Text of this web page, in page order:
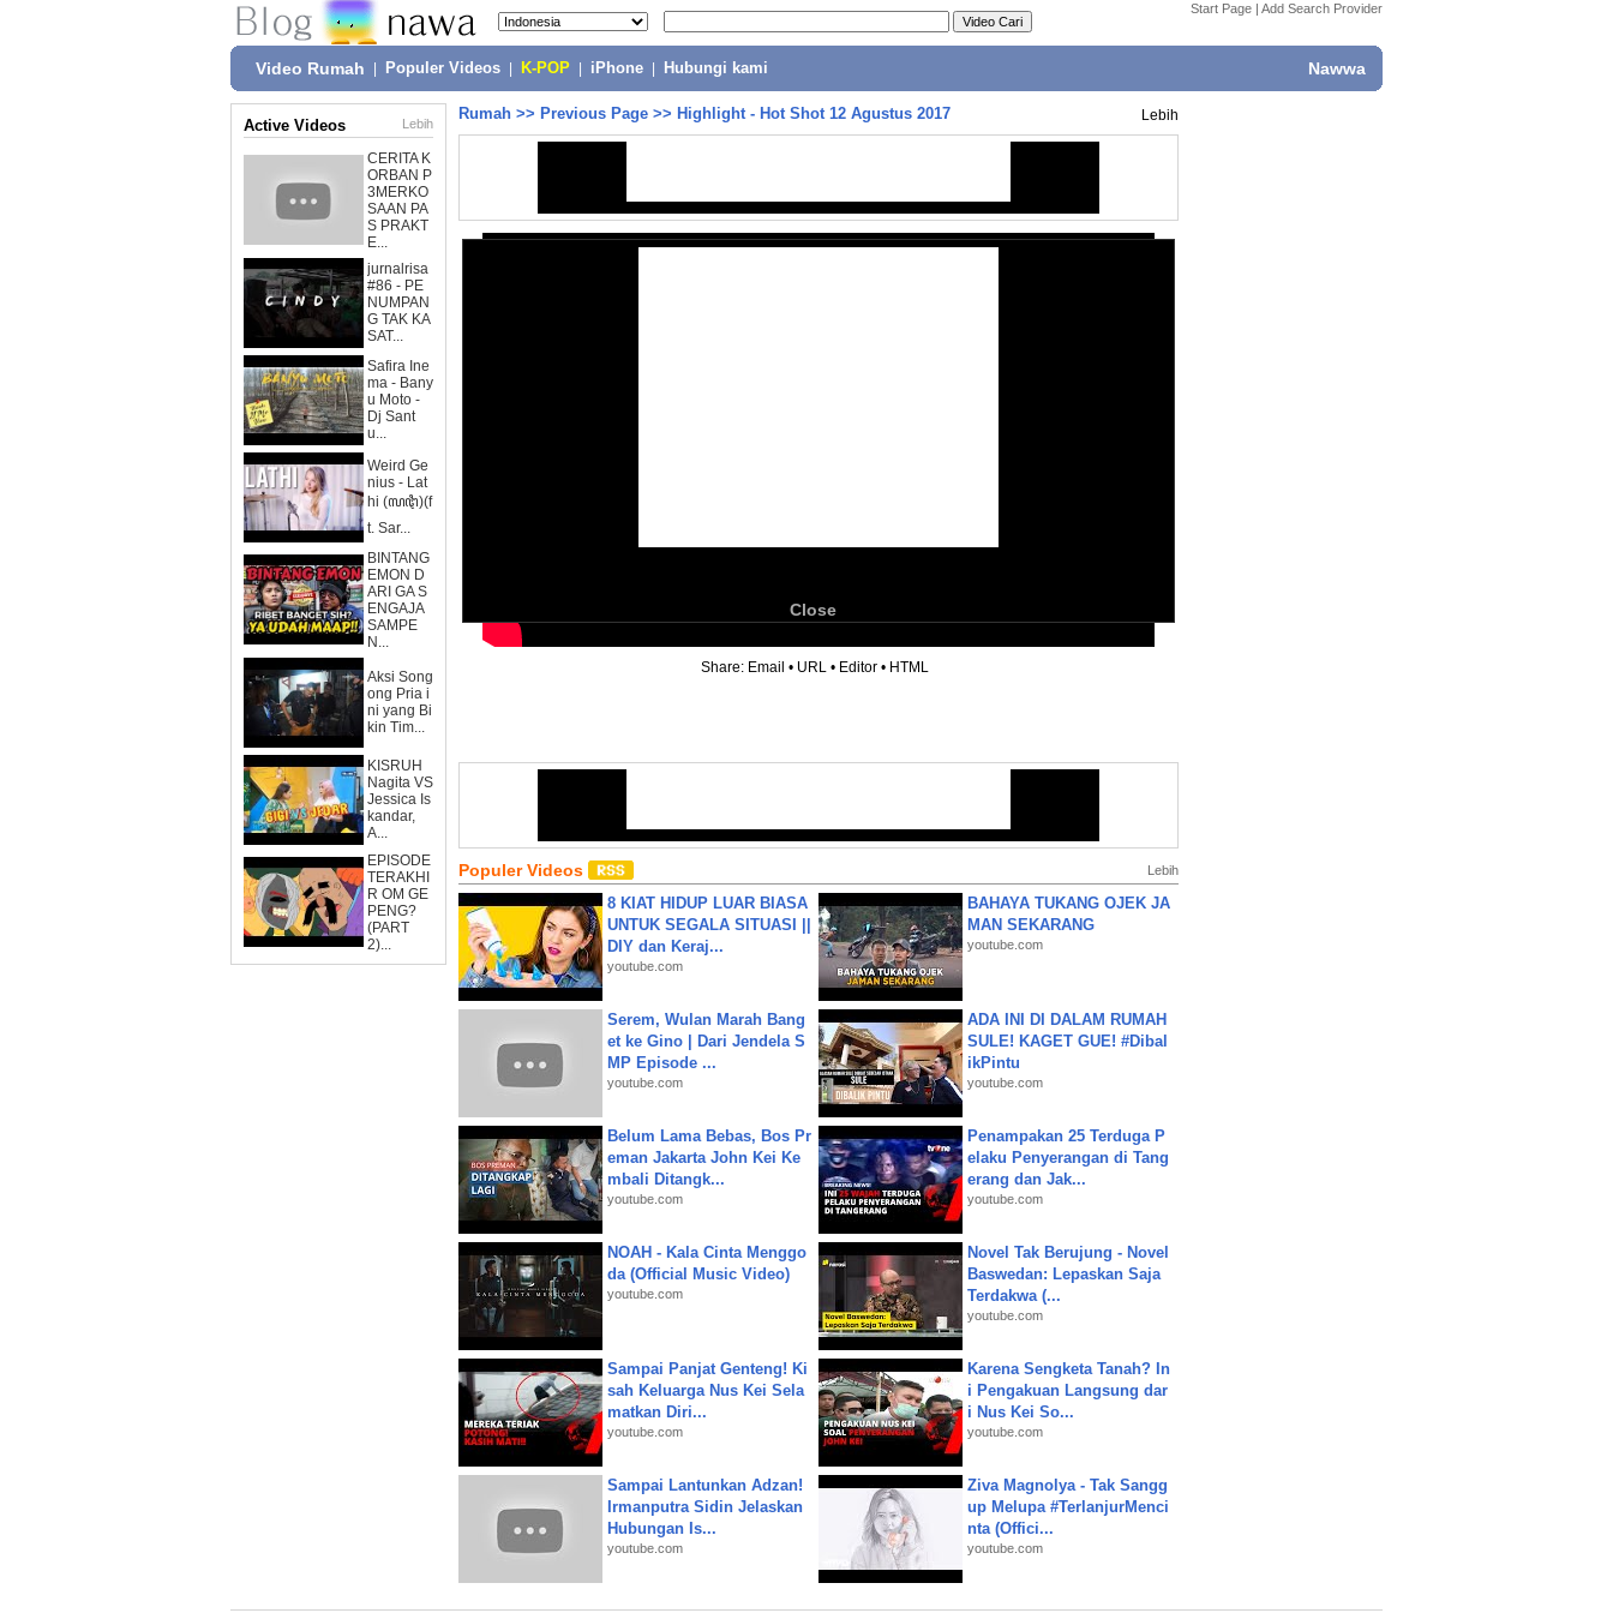
Start Page | Add Search Provider
Video Rumah Populer Videos K-POP iPhone Hubungi kami Nawwa
Active Videos Lebih
CERITA K
ORBAN P
3MERKO
SAAN PA
S PRAKT
E...
jurnalrisa
#86 - PE
NUMPAN
G TAK KA
SAT...
Safira Ine
ma - Bany
u Moto -
Dj Sant
u...
Weird Ge
nius - Lat
hi (ꦭꦛꦶ)(f
t. Sar...
BINTANG
EMON D
ARI GA S
ENGAJA
SAMPE
N...
Aksi Song
ong Pria i
ni yang Bi
kin Tim...
KISRUH
Nagita VS
Jessica Is
kandar,
A...
EPISODE
TERAKHI
R OM GE
PENG?
(PART
2)...
Rumah >> Previous Page >> Highlight - Hot Shot 12 Agustus 2017 Lebih
Close
Share: Email • URL • Editor • HTML
Populer Videos Lebih
8 KIAT HIDUP LUAR BIASA
UNTUK SEGALA SITUASI ||
DIY dan Keraj...
youtube.com
BAHAYA TUKANG OJEK JA
MAN SEKARANG
youtube.com
Serem, Wulan Marah Bang
et ke Gino | Dari Jendela S
MP Episode ...
youtube.com
ADA INI DI DALAM RUMAH
SULE! KAGET GUE! #Dibal
ikPintu
youtube.com
Belum Lama Bebas, Bos Pr
eman Jakarta John Kei Ke
mbali Ditangk...
youtube.com
Penampakan 25 Terduga P
elaku Penyerangan di Tang
erang dan Jak...
youtube.com
NOAH - Kala Cinta Menggo
da (Official Music Video)
youtube.com
Novel Tak Berujung - Novel
Baswedan: Lepaskan Saja
Terdakwa (...
youtube.com
Sampai Panjat Genteng! Ki
sah Keluarga Nus Kei Sela
matkan Diri...
youtube.com
Karena Sengketa Tanah? In
i Pengakuan Langsung dar
i Nus Kei So...
youtube.com
Sampai Lantunkan Adzan!
Irmanputra Sidin Jelaskan
Hubungan Is...
youtube.com
Ziva Magnolya - Tak Sangg
up Melupa #TerlanjurMenci
nta (Offici...
youtube.com